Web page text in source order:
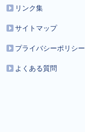
リンク集
サイトマップ
プライバシーポリシー
よくある質問